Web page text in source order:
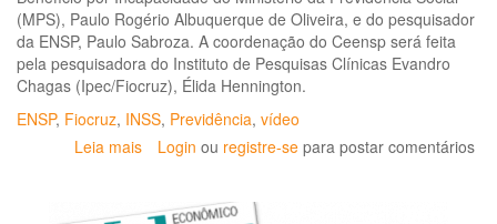
(MPS), Paulo Rogério Albuquerque de Oliveira, e do pesquisador
da ENSP, Paulo Sabroza. A coordenação do Ceensp será feita
pela pesquisadora do Instituto de Pesquisas Clínicas Evandro
Chagas (Ipec/Fiocruz), Élida Hennington.
ENSP, Fiocruz, INSS, Previdência, vídeo
Leia mais sobre
Estudos
Login ou registre-se para postar comentários